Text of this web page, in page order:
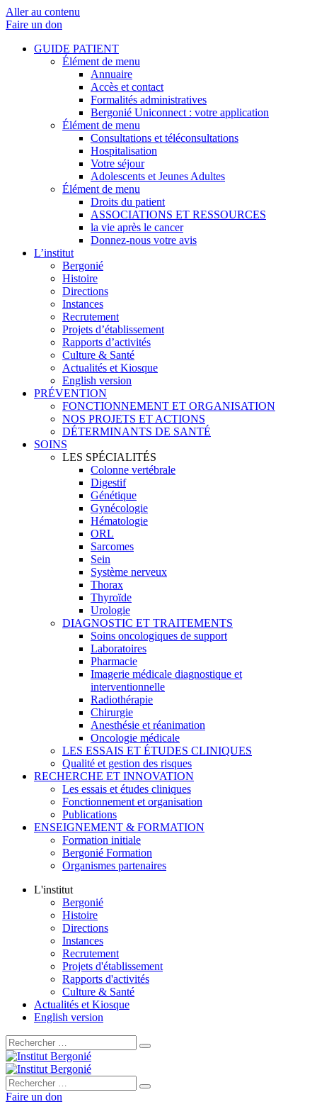
Aller au contenu
Faire un don
GUIDE PATIENT
Élément de menu
Annuaire
Accès et contact
Formalités administratives
Bergonié Uniconnect : votre application
Élément de menu
Consultations et téléconsultations
Hospitalisation
Votre séjour
Adolescents et Jeunes Adultes
Élément de menu
Droits du patient
ASSOCIATIONS ET RESSOURCES
la vie après le cancer
Donnez-nous votre avis
L’institut
Bergonié
Histoire
Directions
Instances
Recrutement
Projets d’établissement
Rapports d’activités
Culture & Santé
Actualités et Kiosque
English version
PRÉVENTION
FONCTIONNEMENT ET ORGANISATION
NOS PROJETS ET ACTIONS
DÉTERMINANTS DE SANTÉ
SOINS
LES SPÉCIALITÉS
Colonne vertébrale
Digestif
Génétique
Gynécologie
Hématologie
ORL
Sarcomes
Sein
Système nerveux
Thorax
Thyroïde
Urologie
DIAGNOSTIC ET TRAITEMENTS
Soins oncologiques de support
Laboratoires
Pharmacie
Imagerie médicale diagnostique et
interventionnelle
Radiothérapie
Chirurgie
Anesthésie et réanimation
Oncologie médicale
LES ESSAIS ET ÉTUDES CLINIQUES
Qualité et gestion des risques
RECHERCHE ET INNOVATION
Les essais et études cliniques
Fonctionnement et organisation
Publications
ENSEIGNEMENT & FORMATION
Formation initiale
Bergonié Formation
Organismes partenaires
L'institut
Bergonié
Histoire
Directions
Instances
Recrutement
Projets d'établissement
Rapports d'activités
Culture & Santé
Actualités et Kiosque
English version
Rechercher :
Rechercher :
Faire un don